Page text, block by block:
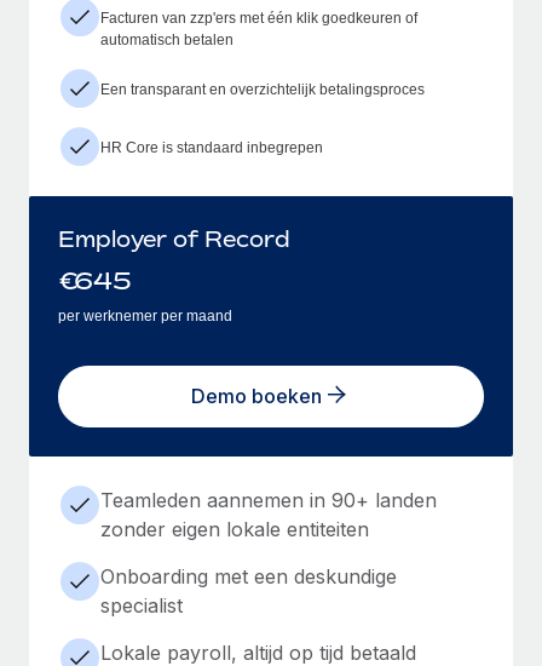
Facturen van zzp'ers met één klik goedkeuren of
automatisch betalen
Een transparant en overzichtelijk betalingsproces
HR Core is standaard inbegrepen
Employer of Record
€645
per werknemer per maand
Demo boeken
Teamleden aannemen in 90+ landen
zonder eigen lokale entiteiten
Onboarding met een deskundige
specialist
Lokale payroll, altijd op tijd betaald